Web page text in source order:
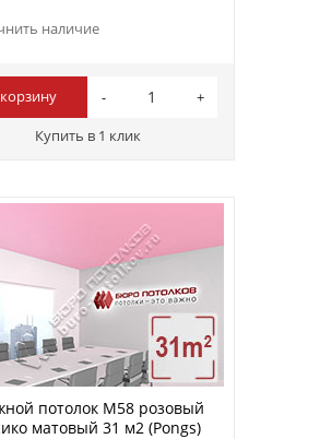
наличие
Купить в 1 клик
потолок M58 розовый
матовый 31 м2 (Pongs)